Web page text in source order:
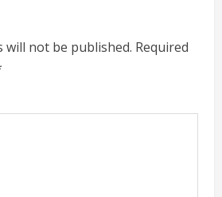
will not be published. Required